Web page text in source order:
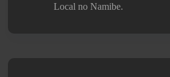
Local no Namibe.